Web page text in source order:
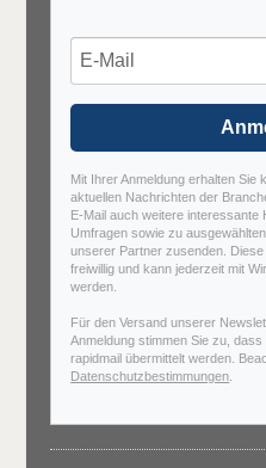
Mit Ihrer Anmeldung erhalten
aktuellen Nachrichten der
E-Mail auch weitere interessante
Umfragen sowie zu
unserer Partner zusenden.
freiwillig und kann jederzeit mit
werden.
Für den Versand unserer
Anmeldung stimmen Sie zu,
rapidmail übermittelt werden.
Datenschutzbestimmungen